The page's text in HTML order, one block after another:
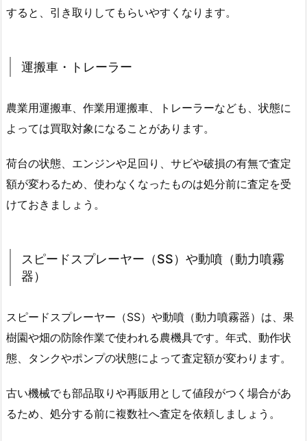
すると、引き取りしてもらいやすくなります。
運搬車・トレーラー
農業用運搬車、作業用運搬車、トレーラーなども、状態に
よっては買取対象になることがあります。
荷台の状態、エンジンや足回り、サビや破損の有無で査定
額が変わるため、使わなくなったものは処分前に査定を受
けておきましょう。
スピードスプレーヤー（SS）や動噴（動力噴霧
器）
スピードスプレーヤー（SS）や動噴（動力噴霧器）は、果
樹園や畑の防除作業で使われる農機具です。年式、動作状
態、タンクやポンプの状態によって査定額が変わります。
古い機械でも部品取りや再販用として値段がつく場合があ
るため、処分する前に複数社へ査定を依頼しましょう。